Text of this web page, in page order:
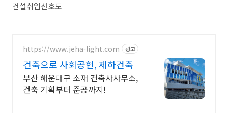
건설취업선호도
https://www.jeha-light.com 광고
건축으로 사회공헌, 제하건축
부산 해운대구 소재 건축사사무소,
건축 기획부터 준공까지!